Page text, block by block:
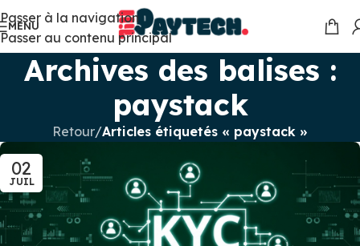
Passer à la navigation
Passer au contenu principal
MENU
Archives des balises :
paystack
Retour/Articles étiquetés « paystack »
02
JUIL